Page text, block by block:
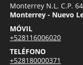
Monterrey N.L. C.P.
Monterrey - Nuevo
MÓVIL
+528116006020
TELÉFONO
+528180000371